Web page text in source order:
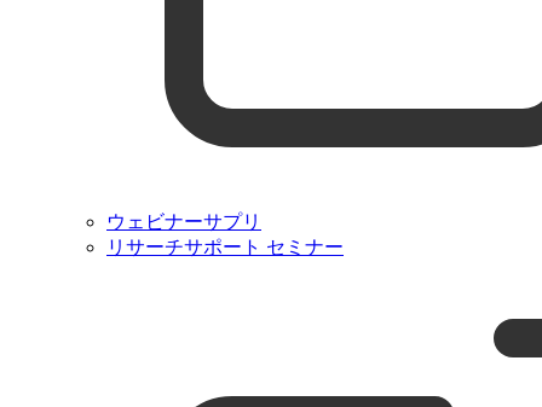
ウェビナーサプリ
リサーチサポート セミナー